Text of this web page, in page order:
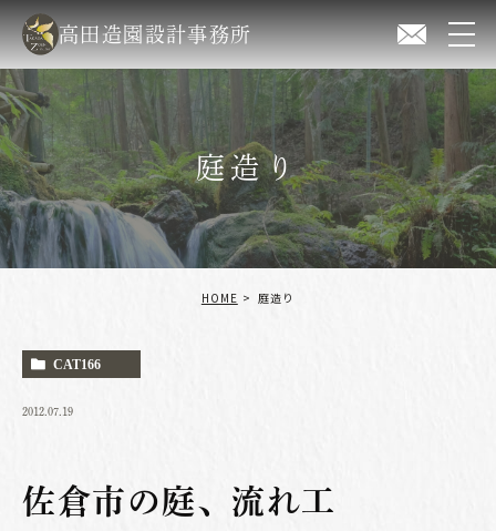
高田造園設計事務所
庭造り
HOME 庭造り
CAT166
2012.07.19
佐倉市の庭、流れ工